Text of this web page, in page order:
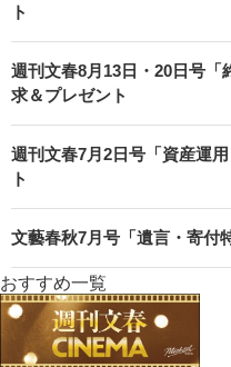
ト
週刊文春8月13日・20日号
求＆プレゼント
週刊文春7月2日号「資産運
ト
文藝春秋7月号「遺言・寄付
おすすめ一覧